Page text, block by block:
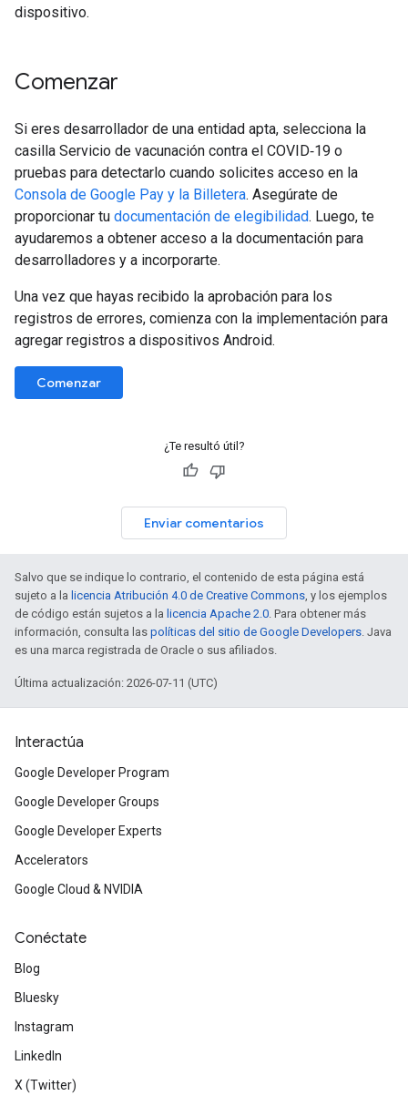
dispositivo.
Comenzar
Si eres desarrollador de una entidad apta, selecciona la
casilla Servicio de vacunación contra el COVID‐19 o
pruebas para detectarlo cuando solicites acceso en la
Consola de Google Pay y la Billetera. Asegúrate de
proporcionar tu documentación de elegibilidad. Luego, te
ayudaremos a obtener acceso a la documentación para
desarrolladores y a incorporarte.
Una vez que hayas recibido la aprobación para los
registros de errores, comienza con la implementación para
agregar registros a dispositivos Android.
Comenzar
¿Te resultó útil?
Enviar comentarios
Salvo que se indique lo contrario, el contenido de esta página está
sujeto a la licencia Atribución 4.0 de Creative Commons, y los ejemplos
de código están sujetos a la licencia Apache 2.0. Para obtener más
información, consulta las políticas del sitio de Google Developers. Java
es una marca registrada de Oracle o sus afiliados.
Última actualización: 2026-07-11 (UTC)
Interactúa
Google Developer Program
Google Developer Groups
Google Developer Experts
Accelerators
Google Cloud & NVIDIA
Conéctate
Blog
Bluesky
Instagram
LinkedIn
X (Twitter)